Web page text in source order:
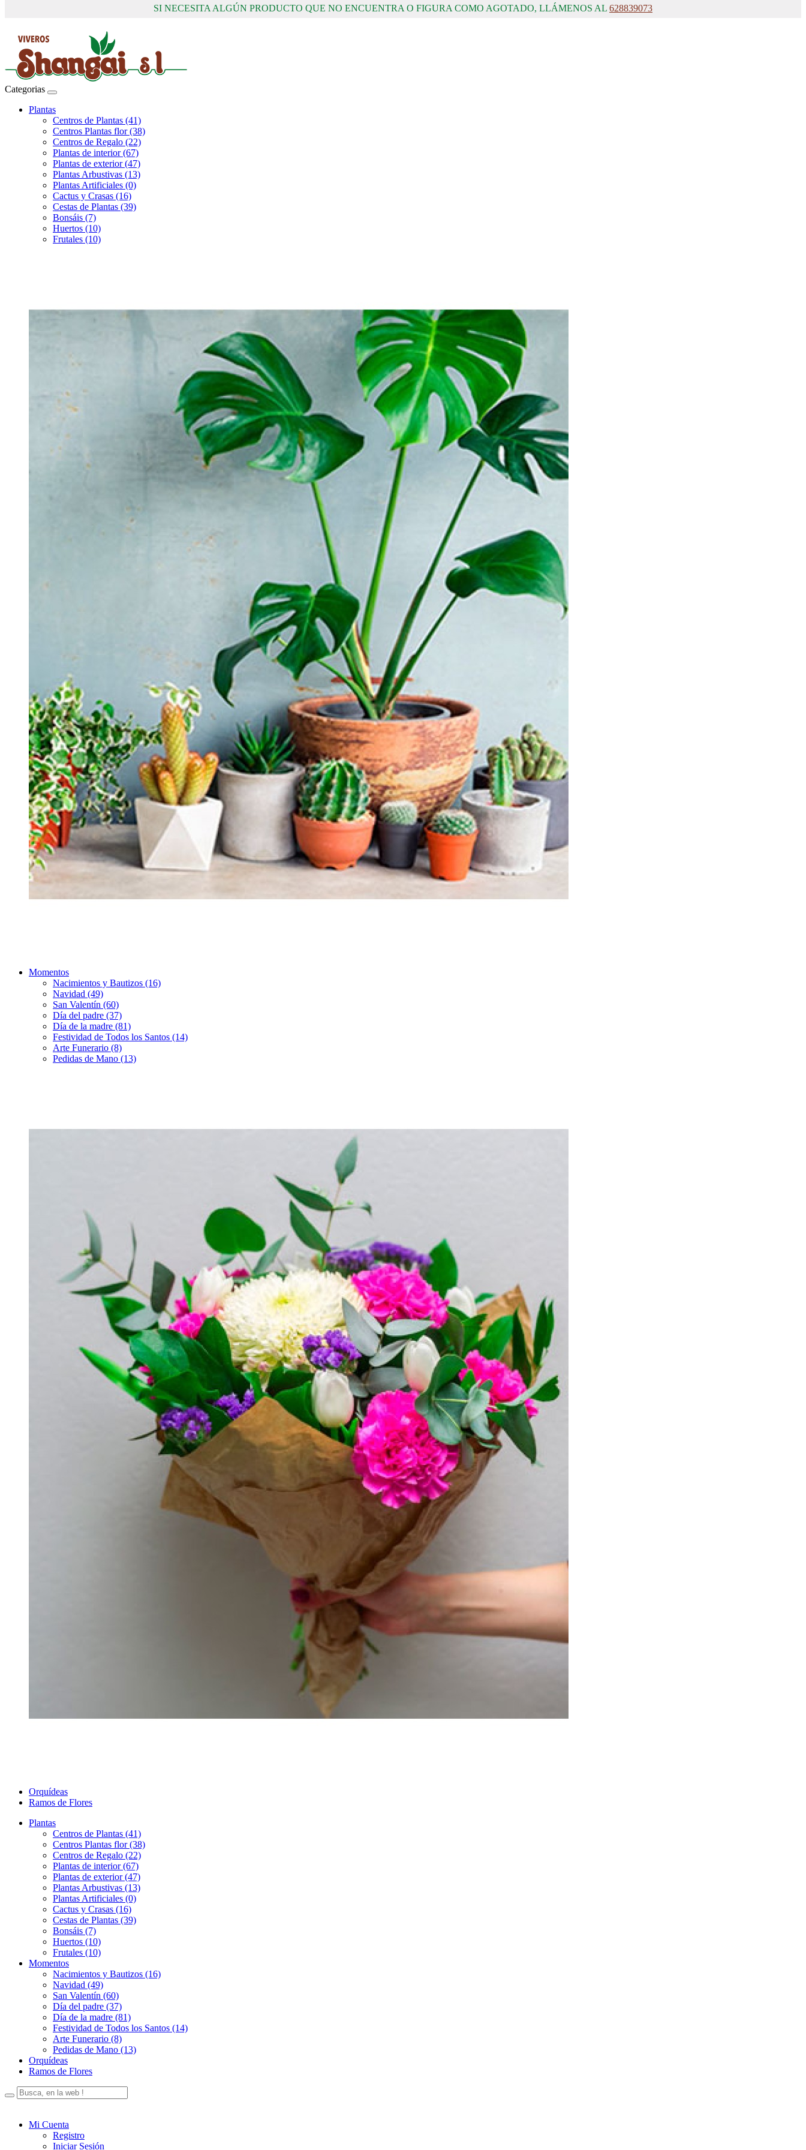
SI NECESITA ALGÚN PRODUCTO QUE NO ENCUENTRA O FIGURA COMO AGOTADO, LLÁMENOS AL 628839073
Categorias
Plantas
Centros de Plantas (41)
Centros Plantas flor (38)
Centros de Regalo (22)
Plantas de interior (67)
Plantas de exterior (47)
Plantas Arbustivas (13)
Plantas Artificiales (0)
Cactus y Crasas (16)
Cestas de Plantas (39)
Bonsáis (7)
Huertos (10)
Frutales (10)
Momentos
Nacimientos y Bautizos (16)
Navidad (49)
San Valentín (60)
Día del padre (37)
Día de la madre (81)
Festividad de Todos los Santos (14)
Arte Funerario (8)
Pedidas de Mano (13)
Orquídeas
Ramos de Flores
Plantas
Centros de Plantas (41)
Centros Plantas flor (38)
Centros de Regalo (22)
Plantas de interior (67)
Plantas de exterior (47)
Plantas Arbustivas (13)
Plantas Artificiales (0)
Cactus y Crasas (16)
Cestas de Plantas (39)
Bonsáis (7)
Huertos (10)
Frutales (10)
Momentos
Nacimientos y Bautizos (16)
Navidad (49)
San Valentín (60)
Día del padre (37)
Día de la madre (81)
Festividad de Todos los Santos (14)
Arte Funerario (8)
Pedidas de Mano (13)
Orquídeas
Ramos de Flores
Mi Cuenta
Registro
Iniciar Sesión